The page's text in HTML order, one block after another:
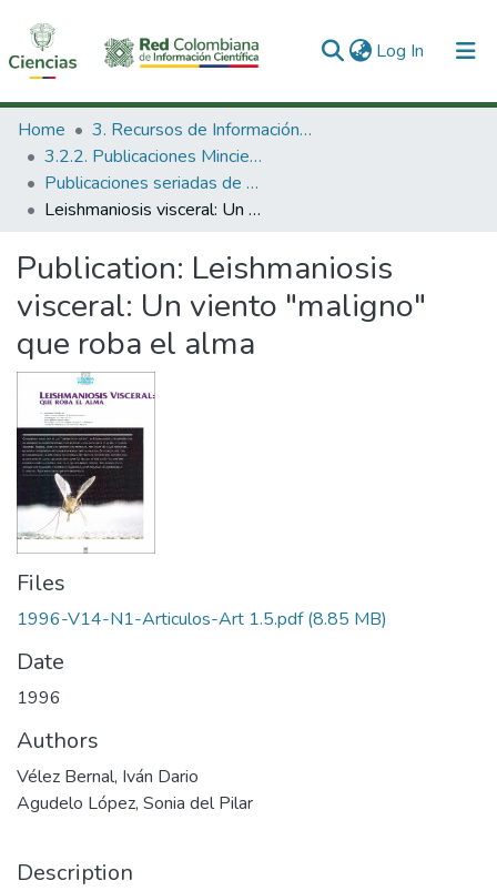
Log In (current)
Communities & Collections
All of DSpace
Statistics
Home
3. Recursos de Información Científica y Tecnológica
3.2.2. Publicaciones Minciencias
Publicaciones seriadas de Minciencias
Leishmaniosis visceral: Un viento "maligno" que roba el alma
Publication: Leishmaniosis
visceral: Un viento "maligno"
que roba el alma
Files
1996-V14-N1-Articulos-Art 1.5.pdf(8.85 MB)
Date
1996
Authors
Vélez Bernal, Iván Dario
Agudelo López, Sonia del Pilar
Description